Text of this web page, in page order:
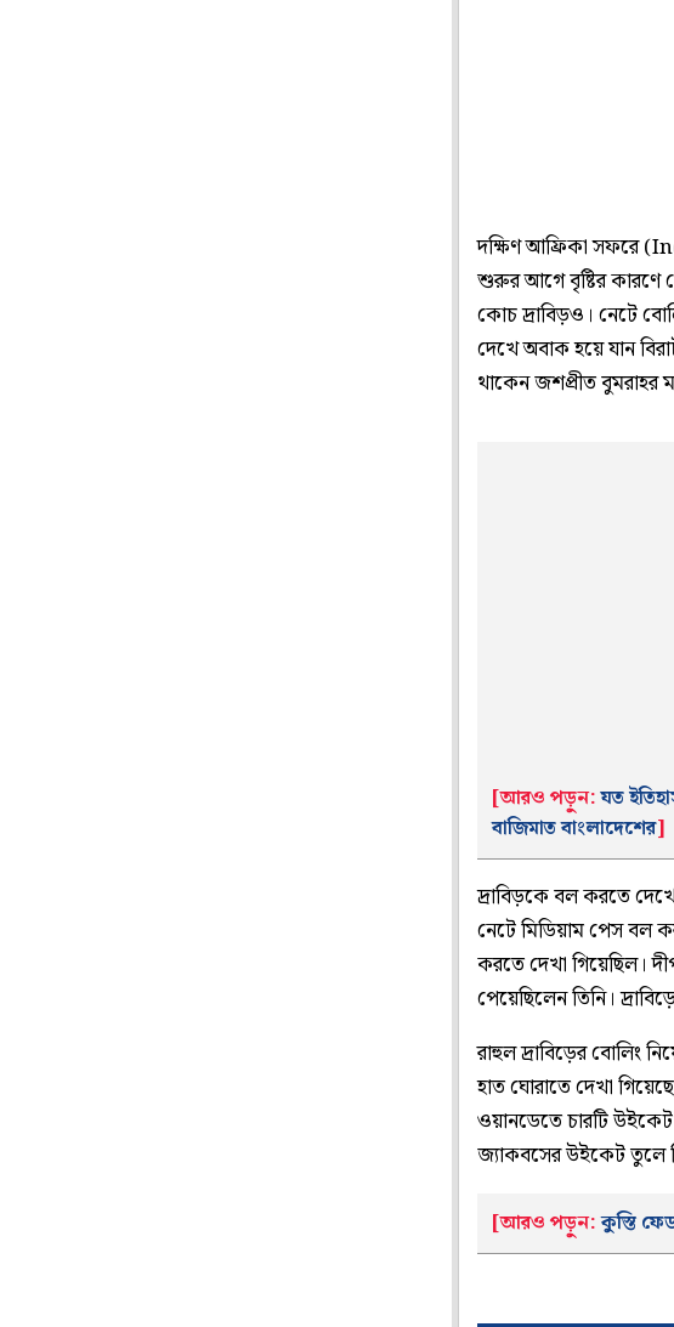
দক্ষিণ আফ্রিকা সফরে
শুরুর আগে বৃষ্টির কারণে
কোচ দ্রাবিড়ও। নেটে
দেখে অবাক হয়ে যান
থাকেন জশপ্রীত বুমরাহর
[আরও পড়ুন:যত
বাজিমাত বাংলাদেশের]
দ্রাবিড়কে বল করতে
নেটে মিডিয়াম পেস বল
করতে দেখা গিয়েছিল।
পেয়েছিলেন তিনি।
রাহুল দ্রাবিড়ের বোলিং
হাত ঘোরাতে দেখা
ওয়ানডেতে চারটি উইকেট
জ্যাকবসের উইকেট তুলে
[আরও পড়ুন:কুস্তি